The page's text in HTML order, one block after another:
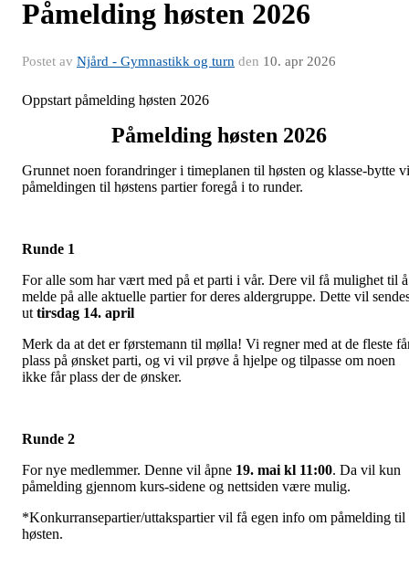
Påmelding høsten 2026
Postet av Njård - Gymnastikk og turn den 10. apr 2026
Oppstart påmelding høsten 2026
Påmelding høsten 2026
Grunnet noen forandringer i timeplanen til høsten og klasse-bytte
påmeldingen til høstens partier foregå i to runder.
Runde 1
For alle som har vært med på et parti i vår. Dere vil få mulighet til å
melde på alle aktuelle partier for deres aldergruppe. Dette vil
ut tirsdag 14. april
Merk da at det er førstemann til mølla! Vi regner med at de fleste
plass på ønsket parti, og vi vil prøve å hjelpe og tilpasse om noen
ikke får plass der de ønsker.
Runde 2
For nye medlemmer. Denne vil åpne 19. mai kl 11:00. Da vil kun
påmelding gjennom kurs-sidene og nettsiden være mulig.
*Konkurransepartier/uttakspartier vil få egen info om påmelding til
høsten.